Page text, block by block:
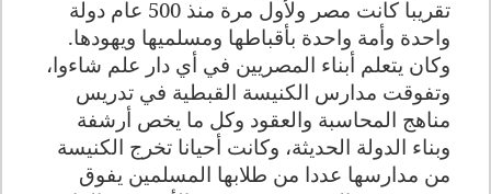
تقريبا كانت مصر ولأول مرة منذ 500 عام دولة
واحدة وأمة واحدة بأقباطها ومسلميها ويهودها.
وكان يتعلم أبناء المصريين في أي دار علم شاءوا،
وتفوقت مدارس الكنيسة القبطية في تدريس
مناهج المحاسبة والعقود وكل ما يخص أرشفة
وبناء الدولة الحديثة، وكانت أحيانا تخرج الكنيسة
من مدارسها عددا من طلابها المسلمين يفوق